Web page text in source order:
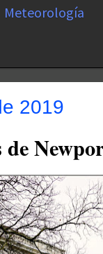
Meteorología
2019
de